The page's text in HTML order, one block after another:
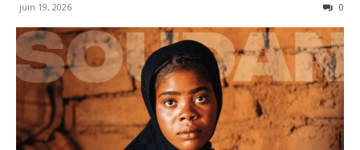
juin 19, 2026 0